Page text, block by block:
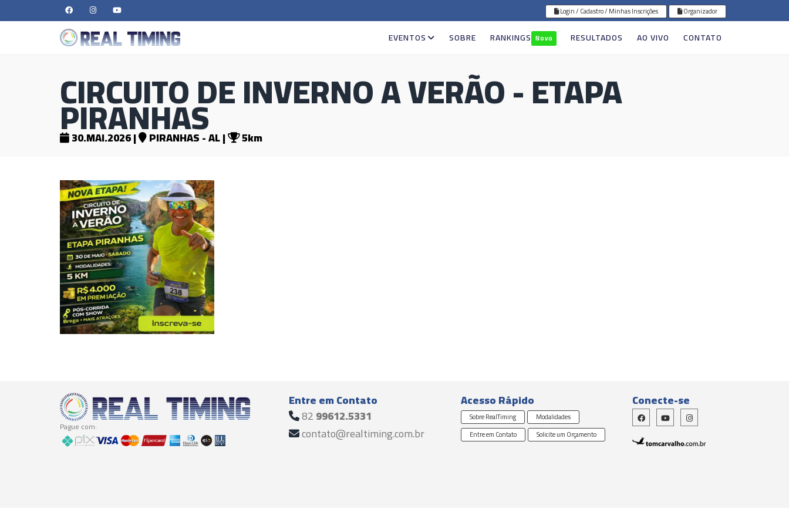
Login / Cadastro / Minhas Inscrições Organizador
EVENTOS SOBRE RANKINGS Novo RESULTADOS AO VIVO CONTATO
CIRCUITO DE INVERNO A VERÃO - ETAPA
PIRANHAS
30.MAI.2026 | PIRANHAS - AL | 5km
Pague com:
Entre em Contato
8299612.5331
contato@realtiming.com.br
Acesso Rápido
Sobre RealTiming
Modalidades
Entre em Contato
Solicite um Orçamento
Conecte-se